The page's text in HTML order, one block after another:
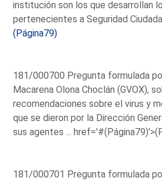
institución son los que desarrollan
pertenecientes a Seguridad
(Página79)
181/000700 Pregunta formulada
Macarena Olona Choclán (GVOX),
recomendaciones sobre el virus y
que se dieron por la Dirección
sus agentes ...
181/000701 Pregunta formulada